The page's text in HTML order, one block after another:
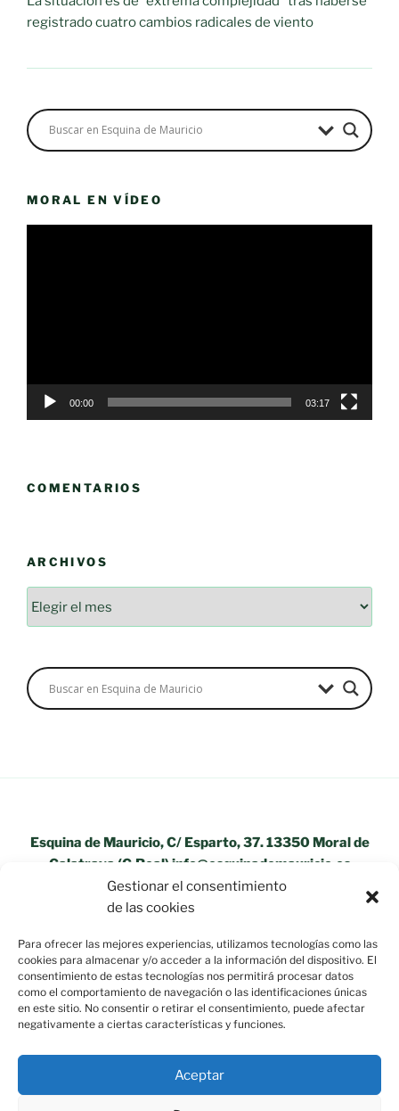
Gestionar el consentimiento
de las cookies
Para ofrecer las mejores experiencias, utilizamos tecnologías como las
cookies para almacenar y/o acceder a la información del dispositivo. El
consentimiento de estas tecnologías nos permitirá procesar datos
como el comportamiento de navegación o las identificaciones únicas
en este sitio. No consentir o retirar el consentimiento, puede afectar
negativamente a ciertas características y funciones.
Aceptar
registrado cuatro cambios radicales de viento
MORAL EN VÍDEO
00:00 03:17
COMENTARIOS
ARCHIVOS
Esquina de Mauricio, C/ Esparto, 37. 13350 Moral de
Calatrava (C.Real) info@esquinademauricio.es
«Aviso Legal»